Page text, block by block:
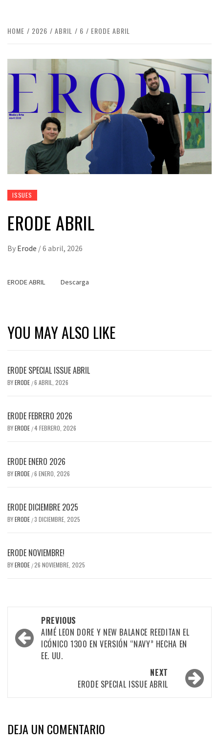
HOME 2026 ABRIL 6 ERODE ABRIL
ISSUES
ERODE ABRIL
By Erode /6 abril, 2026
ERODE ABRIL Descarga
YOU MAY ALSO LIKE
ERODE SPECIAL ISSUE ABRIL
BYERODE /6 ABRIL, 2026
ERODE FEBRERO 2026
BYERODE /4 FEBRERO, 2026
ERODE ENERO 2026
BYERODE /6 ENERO, 2026
ERODE DICIEMBRE 2025
BYERODE /3 DICIEMBRE, 2025
ERODE NOVIEMBRE!
BYERODE /26 NOVIEMBRE, 2025
PREVIOUS
AIMÉ LEON DORE Y NEW BALANCE REEDITAN EL
ICÓNICO 1300 EN VERSIÓN “NAVY” HECHA EN
EE. UU.
NEXT
ERODE SPECIAL ISSUE ABRIL
DEJA UN COMENTARIO